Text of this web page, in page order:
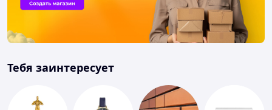
Тебя заинтересует